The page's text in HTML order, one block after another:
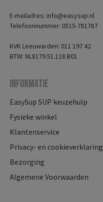
E-mailadres: info@easysup.nl
Telefoonnummer: 0515-781787
KVK Leeuwarden: 011 197 42
BTW: NL8179.51.118.B01
Informatie
EasySup SUP keuzehulp
Fysieke winkel
Klantenservice
Privacy- en cookieverklaring
Bezorging
Algemene Voorwaarden